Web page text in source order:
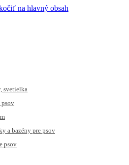
na hlavný obsah
svetielka
a bazény pre psov
psov